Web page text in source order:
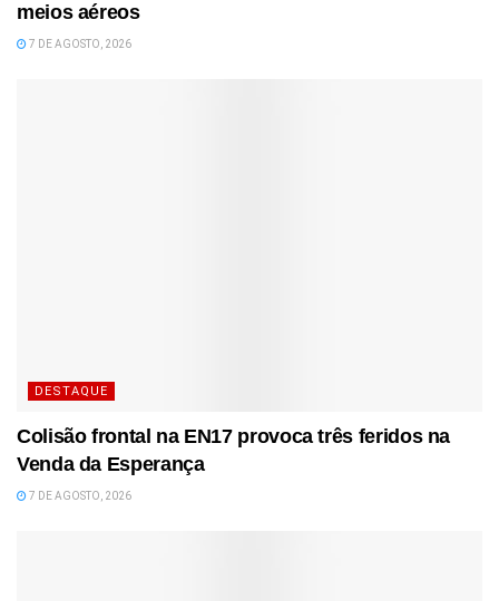
meios aéreos
7 DE AGOSTO, 2026
DESTAQUE
Colisão frontal na EN17 provoca três feridos na
Venda da Esperança
7 DE AGOSTO, 2026